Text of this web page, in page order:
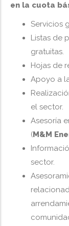
en la cuota
Servicios
Listas de
gratuitas.
Hojas de
Apoyo a
el sector.
Asesoría
(M&M
sector.